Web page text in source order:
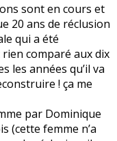
sont en cours et
20 ans de réclusion
qui a été
rien comparé aux dix
les années qu’il va
! ça me
par Dominique
(cette femme n’a